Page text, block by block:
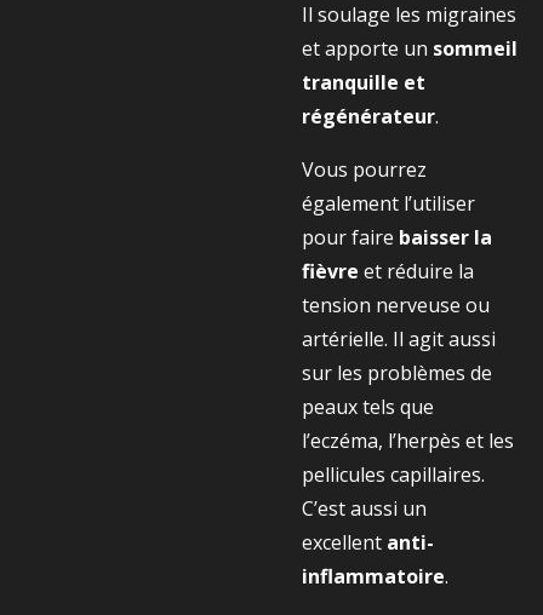
Il soulage les migraines
et apporte un sommeil
tranquille et
régénérateur.
Vous pourrez
également l’utiliser
pour faire baisser la
fièvre et réduire la
tension nerveuse ou
artérielle. Il agit aussi
sur les problèmes de
peaux tels que
l’eczéma, l’herpès et les
pellicules capillaires.
C’est aussi un
excellent anti-
inflammatoire.